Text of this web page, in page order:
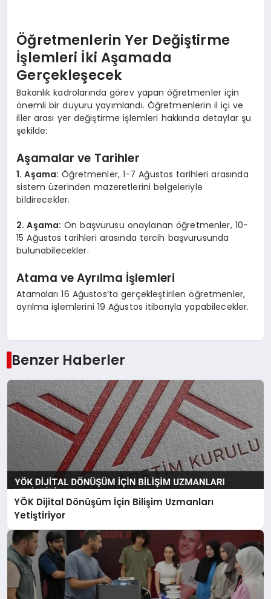
Öğretmenlerin Yer Değiştirme
İşlemleri İki Aşamada
Gerçekleşecek
Bakanlık kadrolarında görev yapan öğretmenler için
önemli bir duyuru yayımlandı. Öğretmenlerin il içi ve
iller arası yer değiştirme işlemleri hakkında detaylar şu
şekilde:
Aşamalar ve Tarihler
1. Aşama: Öğretmenler, 1-7 Ağustos tarihleri arasında
sistem üzerinden mazeretlerini belgeleriyle
bildirecekler.
2. Aşama: Ön başvurusu onaylanan öğretmenler, 10-
15 Ağustos tarihleri arasında tercih başvurusunda
bulunabilecekler.
Atama ve Ayrılma İşlemleri
Atamaları 16 Ağustos’ta gerçekleştirilen öğretmenler,
ayrılma işlemlerini 19 Ağustos itibarıyla yapabilecekler.
Benzer Haberler
YÖK Dijital Dönüşüm İçin Bilişim Uzmanları
Yetiştiriyor